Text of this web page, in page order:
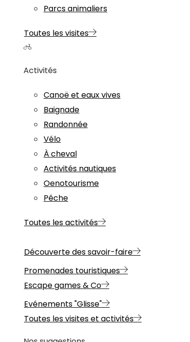
Parcs animaliers
Toutes les visites
Activités
Canoë et eaux vives
Baignade
Randonnée
Vélo
À cheval
Activités nautiques
Oenotourisme
Pêche
Toutes les activités
Découverte des savoir-faire
Promenades touristiques
Escape games & Co
Evénements "Glisse"
Toutes les visites et activités